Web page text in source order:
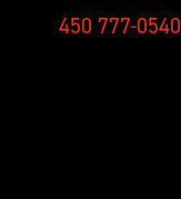
450 777-0540